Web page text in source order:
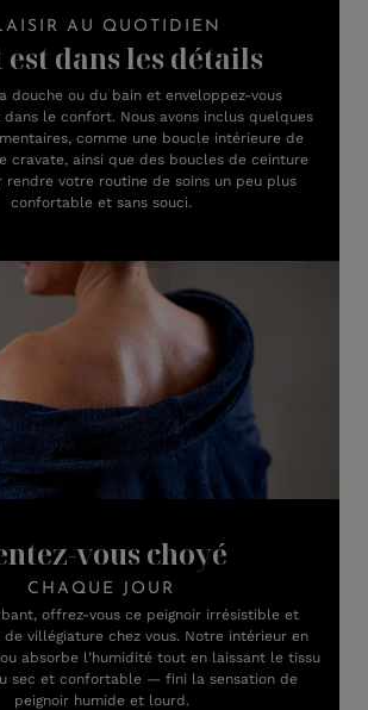
AU QUOTIDIEN
est dans les détails
douche ou du bain et enveloppez-vous
le confort. Nous avons inclus quelques
comme une boucle intérieure de
cravate, ainsi que des boucles de ceinture
rendre votre routine de soins un peu plus
confortable et sans souci.
vous choyé
CHAQUE JOUR
offrez-vous ce peignoir irrésistible et
villégiature chez vous. Notre intérieur en
absorbe l’humidité tout en laissant le tissu
sec et confortable — fini la sensation de
peignoir humide et lourd.